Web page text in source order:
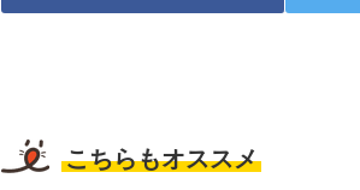
こちらもオススメ